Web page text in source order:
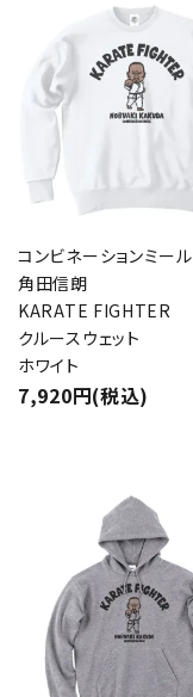
コンビネーションミール
角田信朗
KARATE FIGHTER
クルースウェット
ホワイト
7,920円(税込)